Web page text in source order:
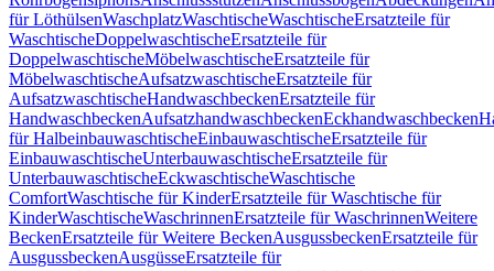
für LöthülsenWaschplatzWaschtischeWaschtischeErsatzteile für
WaschtischeDoppelwaschtischeErsatzteile für
DoppelwaschtischeMöbelwaschtischeErsatzteile für
MöbelwaschtischeAufsatzwaschtischeErsatzteile für
AufsatzwaschtischeHandwaschbeckenErsatzteile für
HandwaschbeckenAufsatzhandwaschbeckenEckhandwaschbecken
für HalbeinbauwaschtischeEinbauwaschtischeErsatzteile für
EinbauwaschtischeUnterbauwaschtischeErsatzteile für
UnterbauwaschtischeEckwaschtischeWaschtische
ComfortWaschtische für KinderErsatzteile für Waschtische für
KinderWaschtischeWaschrinnenErsatzteile für WaschrinnenWeitere
BeckenErsatzteile für Weitere BeckenAusgussbeckenErsatzteile für
AusgussbeckenAusgüsseErsatzteile für